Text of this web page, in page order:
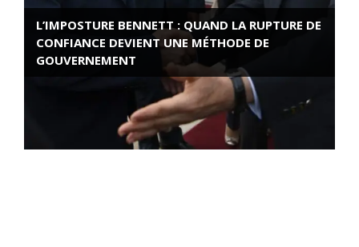
L’IMPOSTURE BENNETT : QUAND LA RUPTURE DE
CONFIANCE DEVIENT UNE MÉTHODE DE
GOUVERNEMENT
ROSE VALLAND, HEROÏNE DE LA RESISTANCE